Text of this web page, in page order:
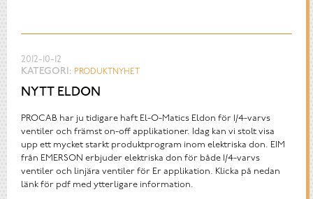
NYTT ELDON
PROCAB har ju tidigare haft El-O-Matics Eldon för 1/4-varvs
ventiler och främst on-off applikationer. Idag kan vi stolt visa
upp ett mycket starkt produktprogram inom elektriska don. EIM
från EMERSON erbjuder elektriska don för både 1/4-varvs
ventiler och linjära ventiler för Er applikation. Klicka på nedan
länk för pdf med ytterligare information.
2012-10-12
KATEGORI: PRODUKTNYHET